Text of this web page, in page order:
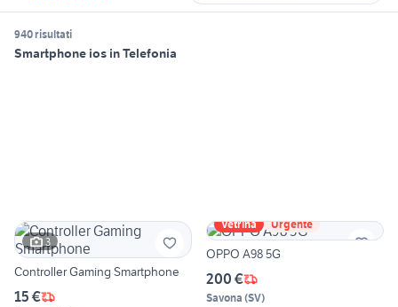
940 risultati
Smartphone ios in Telefonia
3
Controller Gaming Smartphone
15 €
Vetrina Urgente
OPPO A98 5G
200 €
Savona (SV)